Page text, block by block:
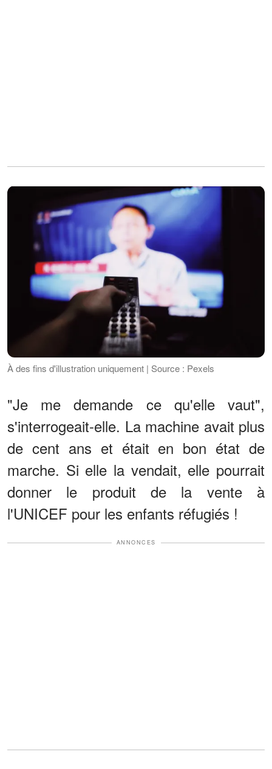
À des fins d'illustration uniquement | Source : Pexels
"Je me demande ce qu'elle vaut",
s'interrogeait-elle. La machine avait plus
de cent ans et était en bon état de
marche. Si elle la vendait, elle pourrait
donner le produit de la vente à
l'UNICEF pour les enfants réfugiés !
ANNONCES